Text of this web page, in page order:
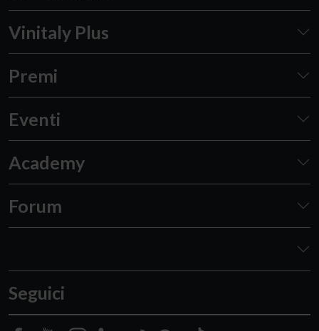
Vinitaly Plus
Premi
Eventi
Academy
Forum
Seguici